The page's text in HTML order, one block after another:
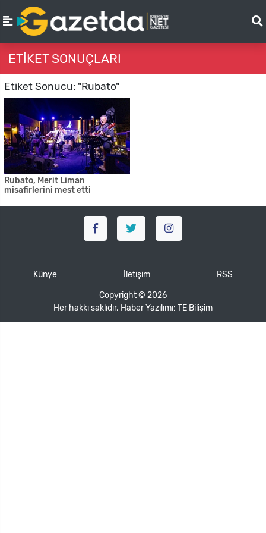
ETIKET SONUÇLARI
Etiket Sonucu: "Rubato"
Rubato, Merit Liman
misafirlerini mest etti
Künye İletişim RSS
Copyright © 2026
Her hakkı saklıdır. Haber Yazılımı: TE Bilişim